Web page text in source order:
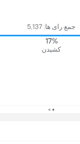
جمع رای ها: 5,137
17%
کشیدن